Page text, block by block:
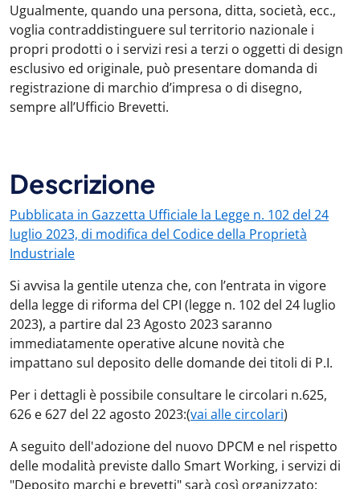
Ugualmente, quando una persona, ditta, società, ecc.,
voglia contraddistinguere sul territorio nazionale i
propri prodotti o i servizi resi a terzi o oggetti di design
esclusivo ed originale, può presentare domanda di
registrazione di marchio d’impresa o di disegno,
sempre all’Ufficio Brevetti.
Descrizione
Pubblicata in Gazzetta Ufficiale la Legge n. 102 del 24
luglio 2023, di modifica del Codice della Proprietà
Industriale
Si avvisa la gentile utenza che, con l’entrata in vigore
della legge di riforma del CPI (legge n. 102 del 24 luglio
2023), a partire dal 23 Agosto 2023 saranno
immediatamente operative alcune novità che
impattano sul deposito delle domande dei titoli di P.I.
Per i dettagli è possibile consultare le circolari n.625,
626 e 627 del 22 agosto 2023:(vai alle circolari)
A seguito dell'adozione del nuovo DPCM e nel rispetto
delle modalità previste dallo Smart Working, i servizi di
"Deposito marchi e brevetti" sarà così organizzato: